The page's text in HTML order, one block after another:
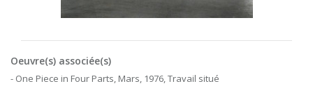
Oeuvre(s) associée(s)
- One Piece in Four Parts, Mars, 1976, Travail situé